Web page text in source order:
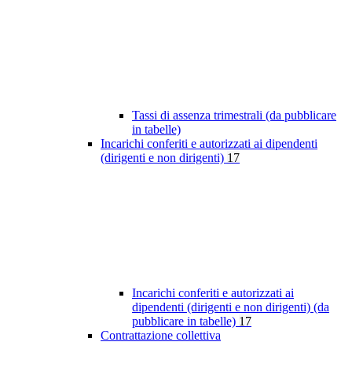
Tassi di assenza trimestrali (da pubblicare
in tabelle)
Incarichi conferiti e autorizzati ai dipendenti
(dirigenti e non dirigenti) 17
Incarichi conferiti e autorizzati ai
dipendenti (dirigenti e non dirigenti) (da
pubblicare in tabelle) 17
Contrattazione collettiva